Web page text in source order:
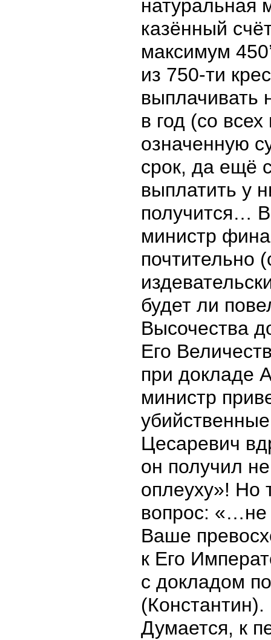
натуральная
казённый
максимум
из 750-ти
выплачивать
в год (со
означенную
срок, да ещё
выплатить у
получится…
министр
почтительно
будет ли
Высочества
Его
при докладе
министр
Цесаревич
он получил
оплеуху»! Но
вопрос: «…не
Ваше
к Его
с докладом
(Константин).
Думается, к